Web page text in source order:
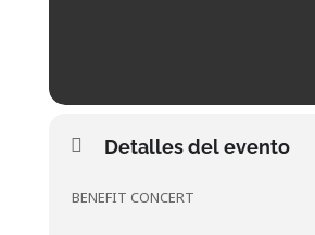
Detalles del evento
BENEFIT CONCERT